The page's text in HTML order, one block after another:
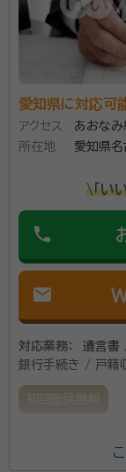
愛知県に対応可
アクセス
あおな
所在地
愛知県名
\「い
phone
mail
対応業務：
遺言書
銀行手続き / 戸籍
初回面談無料
相続案件に関